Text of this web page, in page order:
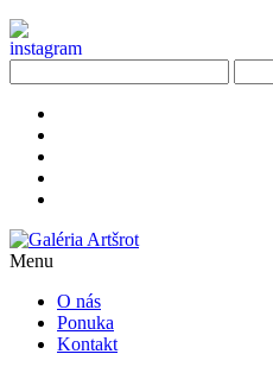
Menu
O nás
Ponuka
Kontakt